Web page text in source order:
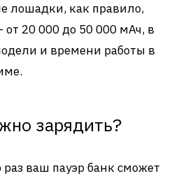
лошадки, как правило,
от 20 000 до 50 000 мАч, в
и времени работы в
зарядить?
ваш пауэр банк сможет